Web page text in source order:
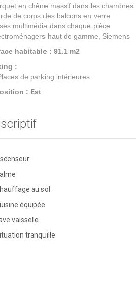
en chêne massif dans les chambres
de corps des balcons en verre
multimédia dans chaque pièce
haut de gamme, Siemens
habitable : 91.1 m2
:
de parking intérieures
: Est
au sol
équipée
vaisselle
tranquille